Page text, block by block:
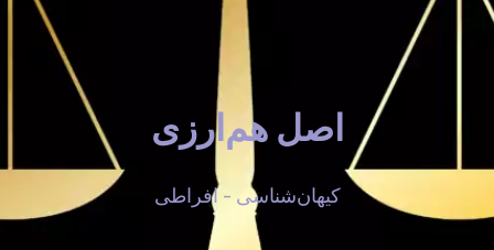
اصل هم‌ارزی
کیهان‌شناسی - افراطی